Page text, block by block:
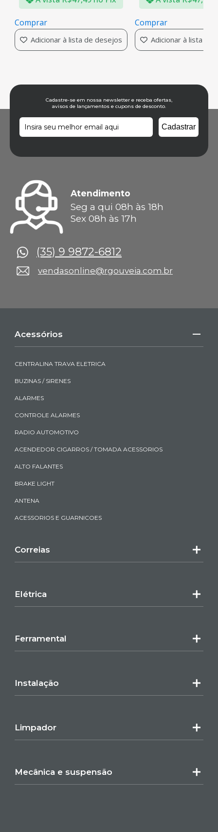
Comprar
Adicionar à lista de desejos
Comprar
Adicionar à lista de
Cadastre-se em nossa newsletter e receba ofertas,
avisos de lançamentos e cupons de desconto.
Atendimento
Seg a qui 08h às 18h
Sex 08h às 17h
(35) 9 9872-6812
vendasonline@rgouveia.com.br
Acessórios
CENTRALINA TRAVA ELETRICA
BUZINAS / SIRENES
ALARMES
CONTROLE ALARMES
RADIO AUTOMOTIVO
ACENDEDOR CIGARROS / TOMADA ACESSORIOS
ALTO FALANTES
BRAKE LIGHT
ANTENA
ACESSORIOS E GUARNICOES
Correias
Elétrica
Ferramental
Instalação
Limpador
Mecânica e suspensão